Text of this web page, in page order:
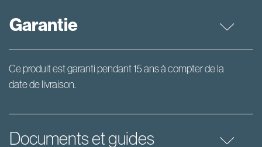
Garantie
Ce produit est garanti pendant 15 ans à compter de la
date de livraison.
Documents et guides